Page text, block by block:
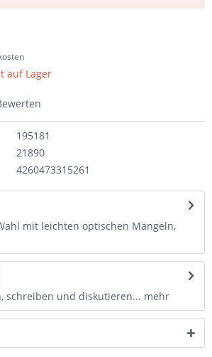
auf Lager
195181
21890
4260473315261
mit leichten optischen Mängeln,
schreiben und diskutieren... mehr